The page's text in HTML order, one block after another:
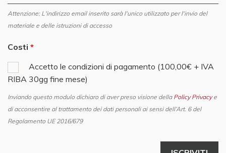
Attenzione: L'indirizzo email inserito sarà l'unico utilizzato per l'invio del
materiale e delle istruzioni di accesso
Costi
Accetto le condizioni di pagamento (100,00€ + IVA
RIBA 30gg fine mese)
Inviando questo modulo dichiaro di aver preso visione della Policy Privacye
di acconsentire al trattamento dei dati personali ai sensi dell’Art. 6 del
Regolamento UE 2016/679